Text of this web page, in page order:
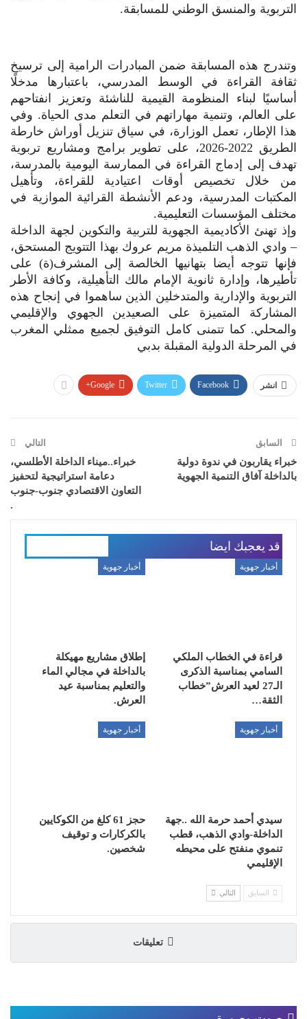
التربوية والمنسق الوطني للمسابقة.
وتندرج هذه المسابقة ضمن المبادرات الرامية إلى ترسيخ
ثقافة القراءة في الوسط المدرسي، باعتبارها مدخلًا
أساسيًا لبناء المنظومة القيمية للناشئة وتعزيز انفتاحهم
على العالم، وتنمية مهاراتهم في التعلم مدى الحياة. وفي
هذا الإطار، تعمل الوزارة، في سياق تنزيل أوراش خارطة
الطريق 2022-2026، على تطوير برامج ومشاريع تربوية
تهدف إلى إدماج القراءة في الممارسة اليومية بالمدرسة،
من خلال تخصيص أوقات اعتيادية للقراءة، وتأهيل
المكتبات المدرسية، ودعم الأنشطة القرائية الموازية في
مختلف المؤسسات التعليمية.
وإذ تهنئ الأكاديمية الجهوية للتربية والتكوين لجهة الداخلة
– وادي الذهب التلميذة مريم عروك بهذا التتويج المستحق،
فإنها تتوجه أيضا بتهانيها الخالصة إلى المشرف(ة) على
تأطيرها، وإدارة ثانوية الإمام مالك التأهيلية، وكافة الأطر
التربوية والإدارية والمتدخلين الذين ساهموا في إنجاح هذه
المشاركة المتميزة على الصعيدين الجهوي والإقليمي
والمحلي. كما تتمنى كامل التوفيق لجميع ممثلي المغرب
في المرحلة الدولية المقبلة بدبي
انشر Facebook
Twitter
Google+
السابق
خبراء يقاربون في ندوة دولية
بالداخلة آفاق التنمية الجهوية
التالي
خبراء..ميناء الداخلة الأطلسي،
دعامة استراتيجية لتحفيز
التعاون الاقتصادي جنوب-جنوب
.
قد يعجبك ايضا
أخبار جهوية
قراءة في الخطاب الملكي
السامي بمناسبة الذكرى
الـ27 لعيد العرش”خطاب
الثقة…
أخبار جهوية
إطلاق مشاريع مهيكلة
بالداخلة في مجالي الماء
والتعليم بمناسبة عيد
العرش.
أخبار جهوية
سيدي أحمد حرمة الله ..جهة
الداخلة-وادي الذهب، قطب
تنموي منفتح على محيطه
الإقليمي
أخبار جهوية
حجز 61 كلغ من الكوكايين
بالكركارات و توقيف
شخصين.
السابق التالي
تعليقات